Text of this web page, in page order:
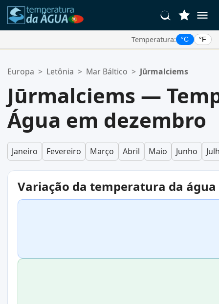
Temperatura: °C °F
Sua lista de favoritos está vazia.
Europa > Letônia > Mar Báltico > Jūrmalciems
Jūrmalciems —
Água em dezembro
Janeiro Fevereiro Março Abril Maio Junho
Variação da temperatura da água